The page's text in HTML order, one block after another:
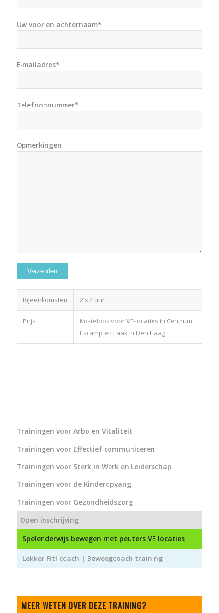
Uw voor en achternaam*
E-mailadres*
Telefoonnummer*
Opmerkingen
Bijeenkomsten 2 x 2 uur
Prijs
Kosteloos voor VE-locaties in Centrum,
Escamp en Laak in Den Haag
Trainingen voor Arbo en Vitaliteit
Trainingen voor Effectief communiceren
Trainingen voor Sterk in Werk en Leiderschap
Trainingen voor de Kinderopvang
Trainingen voor Gezondheidszorg
Open inschrijving
Spelenderwijs bewegen met peuters VE locaties
Lekker Fit! coach | Beweegcoach training
MEER WETEN OVER DEZE TRAINING?